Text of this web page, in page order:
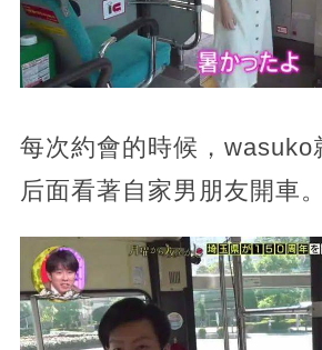
每次約會的時候，wasuko
后面看著自家男朋友開車。